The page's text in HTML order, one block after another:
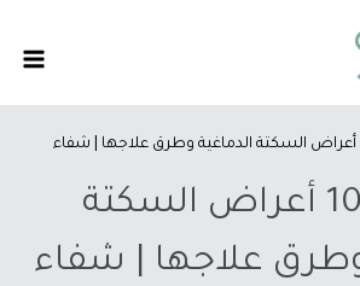
أشهر 10 أعراض السكتة
وطرق علاجها | شفاء